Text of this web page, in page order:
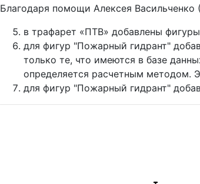
Благодаря помощи Алексея Васильченко (
в трафарет «ПТВ» добавлены
для фигур "Пожарный гидрант"
только те, что имеются в базе
определяется расчетным методом.
для фигур "Пожарный гидрант"